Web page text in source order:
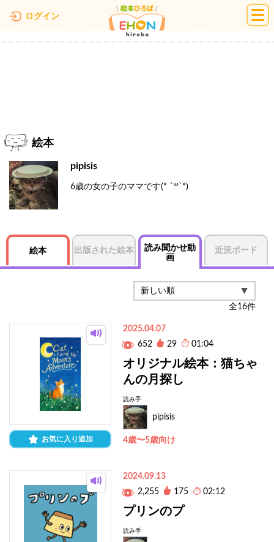
ログイン 絵本ひろば
絵本
pipisis
6歳の女の子のママです(* ˊ꒳ˋ*)
絵本 出版された絵本
読み聞かせ動
画
近況ボード
全16件
お気に入り追加
2025.04.07
652
29 01:04
オリジナル絵本：猫ちゃ
んの月探し
読み手
pipisis
4歳〜5歳向け
2024.09.13
2,255
175 02:12
プリンのプ
読み手